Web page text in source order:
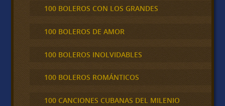
100 BOLEROS CON LOS GRANDES
100 BOLEROS DE AMOR
100 BOLEROS INOLVIDABLES
100 BOLEROS ROMÁNTICOS
100 CANCIONES CUBANAS DEL MILENIO